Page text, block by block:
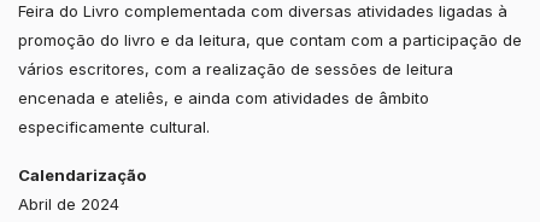
Feira do Livro complementada com diversas atividades ligadas à
promoção do livro e da leitura, que contam com a participação de
vários escritores, com a realização de sessões de leitura
encenada e ateliês, e ainda com atividades de âmbito
especificamente cultural.
Calendarização
Abril de 2024